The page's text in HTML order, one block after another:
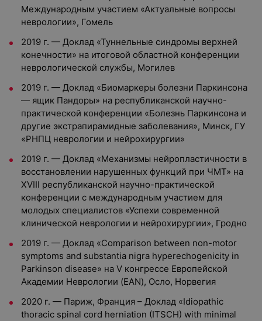
Международным участием «Актуальные вопросы
неврологии», Гомель
2019 г. — Доклад «Туннельные синдромы верхней
конечности» на итоговой областной конференции
неврологической службы, Могилев
2019 г. — Доклад «Биомаркеры болезни Паркинсона
— ящик Пандоры» на республиканской научно-
практической конференции «Болезнь Паркинсона и
другие экстрапирамидные заболевания», Минск, ГУ
«РНПЦ неврологии и нейрохирургии»
2019 г. — Доклад «Механизмы нейропластичности в
восстановлении нарушенных функций при ЧМТ» на
XVIII республиканской научно-практической
конференции с международным участием для
молодых специалистов «Успехи современной
клинической неврологии и нейрохирургии», Гродно
2019 г. — Доклад «Comparison between non-motor
symptoms and substantia nigra hyperechogenicity in
Parkinson disease» на V конгрессе Европейской
Академии Неврологии (EAN), Осло, Норвегия
2020 г. — Париж, Франция – Доклад «Idiopathic
thoracic spinal cord herniation (ITSCH) with minimal